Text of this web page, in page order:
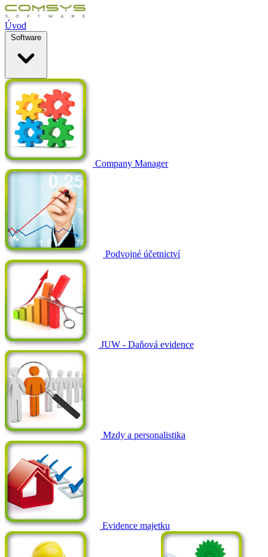
Úvod
Software
Company Manager
Podvojné účetnictví
JUW - Daňová evidence
Mzdy a personalistika
Evidence majetku